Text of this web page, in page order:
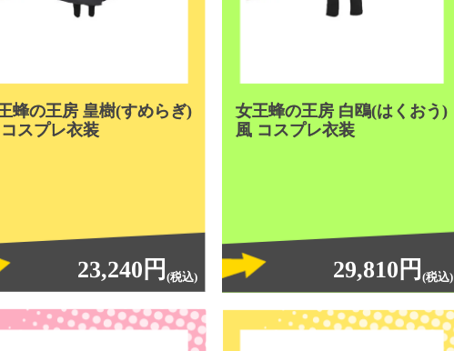
蜂の王房 皇樹(すめらぎ)
スプレ衣装
23,240円 (税込)
女王蜂の王房 白鴎(はくおう)
風 コスプレ衣装
29,810円 (税込)